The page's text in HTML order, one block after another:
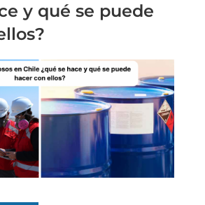
y qué se puede